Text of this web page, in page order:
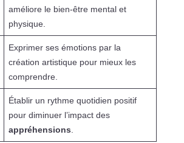
améliore le bien-être mental et
physique.
Exprimer ses émotions par la
création artistique pour mieux les
comprendre.
Établir un rythme quotidien positif
pour diminuer l’impact des
appréhensions